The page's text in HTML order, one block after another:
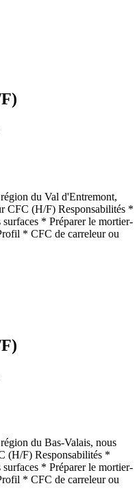
du Val d'Entremont,
CFC (H/F) Responsabilités *
* Préparer le mortier-
* CFC de carreleur ou
du Bas-Valais, nous
(H/F) Responsabilités *
* Préparer le mortier-
* CFC de carreleur ou